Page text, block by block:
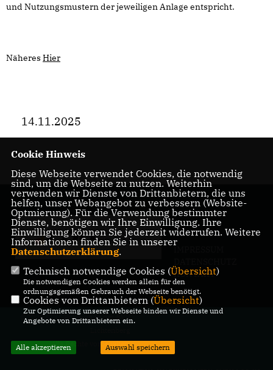
und Nutzungsmustern der jeweiligen Anlage entspricht.
Näheres Hier
14.11.2025
KONTAKT
@2026 CDU-Fraktion in der BVV
Alle Rechte vorbehalten.
Cookie Hinweis
Diese Webseite verwendet Cookies, die notwendig
sind, um die Webseite zu nutzen. Weiterhin
verwenden wir Dienste von Drittanbietern, die uns
helfen, unser Webangebot zu verbessern (Website-
Optmierung). Für die Verwendung bestimmter
Dienste, benötigen wir Ihre Einwilligung. Ihre
Einwilligung können Sie jederzeit widerrufen. Weitere
Informationen finden Sie in unserer
Datenschutzerklärung.
Technisch notwendige Cookies (Übersicht)
Die notwendigen Cookies werden allein für den
ordnungsgemäßen Gebrauch der Webseite benötigt.
Cookies von Drittanbietern (Übersicht)
Zur Optimierung unserer Webseite binden wir Dienste und
Angebote von Drittanbietern ein.
Alle akzeptieren Auswahl speichern